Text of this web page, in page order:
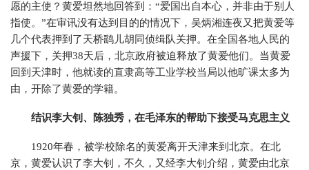
愿的主使？黄爱坦然地回答到：“爱国出自本心，并非由于别人
指使。”在审讯没有达到目的的情况下，吴炳湘连夜又把黄爱等
几个代表押到了天桥鹞儿胡同侦缉队关押。在全国各地人民的
声援下，关押38天后，北京政府被迫释放了黄爱他们。当黄爱
回到天津时，他就读的直隶高等工业学校当局以他旷课太多为
由，开除了黄爱的学籍。
结识李大钊、陈独秀，在毛泽东的帮助下接受马克思主义
1920年春，被学校除名的黄爱离开天津来到北京。在北
京，黄爱认识了李大钊，不久，又经李大钊介绍，黄爱由北京